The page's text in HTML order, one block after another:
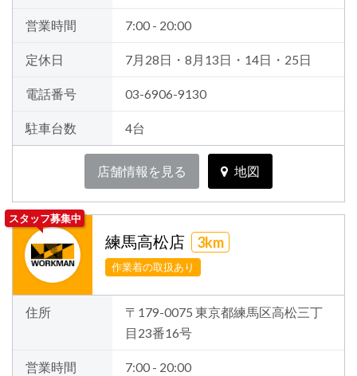
営業時間 7:00 - 20:00
定休日 7月28日・8月13日・14日・25日
電話番号 03-6906-9130
駐車台数 4台
店舗情報を見る 地図
スタッフ募集中
練馬高松店 3km
作業着の取扱あり
住所
〒179-0075 東京都練馬区高松三丁
目23番16号
営業時間 7:00 - 20:00